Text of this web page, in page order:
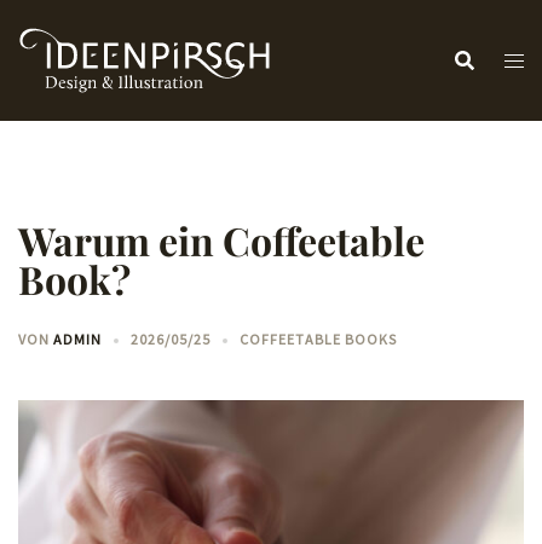
Inhalt
springen
Warum ein Coffeetable
Book?
VON ADMIN 2026/05/25 COFFEETABLE BOOKS